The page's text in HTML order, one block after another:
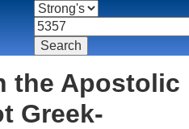
the Apostolic
Greek-